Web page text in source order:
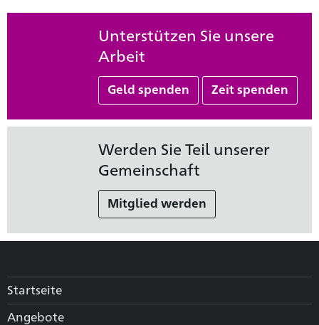
Unterstützen Sie unsere
Arbeit
Geld spenden Zeit spenden
Werden Sie Teil unserer
Gemeinschaft
Mitglied werden
Startseite
Angebote